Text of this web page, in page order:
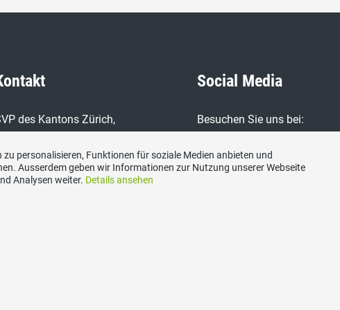
des Kantons Zürich,
217 77 66
Social Media
Besuchen Sie uns bei:
personalisieren, Funktionen für soziale Medien anbieten und
Ausserdem geben wir Informationen zur Nutzung unserer Webseite
Analysen weiter. Details ansehen